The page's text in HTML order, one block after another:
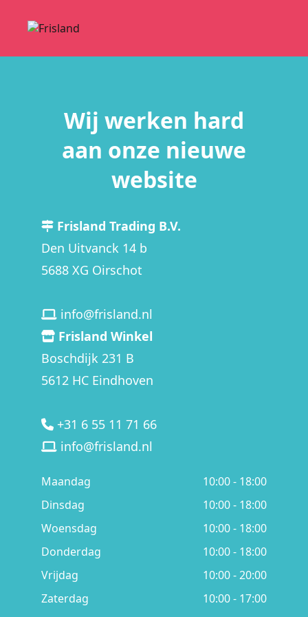
Wij werken hard
aan onze nieuwe
website
Frisland Trading B.V.
Den Uitvanck 14 b
5688 XG Oirschot
info@frisland.nl
Frisland Winkel
Boschdijk 231 B
5612 HC Eindhoven
+31 6 55 11 71 66
info@frisland.nl
Maandag
10:00 - 18:00
Dinsdag
10:00 - 18:00
Woensdag
10:00 - 18:00
Donderdag
10:00 - 18:00
Vrijdag
10:00 - 20:00
Zaterdag
10:00 - 17:00